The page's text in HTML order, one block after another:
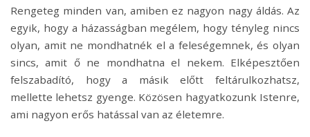
Rengeteg minden van, amiben ez nagyon nagy áldás. Az
egyik, hogy a házasságban megélem, hogy tényleg nincs
olyan, amit ne mondhatnék el a feleségemnek, és olyan
sincs, amit ő ne mondhatna el nekem. Elképesztően
felszabadító, hogy a másik előtt feltárulkozhatsz,
mellette lehetsz gyenge. Közösen hagyatkozunk Istenre,
ami nagyon erős hatással van az életemre.